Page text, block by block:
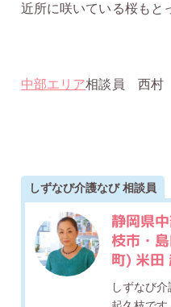
近所に咲いている桜もと
中部エリア相談員 西村
しずなび介護なび 相談員
静岡県
枝市・
町) 米田
しずなび